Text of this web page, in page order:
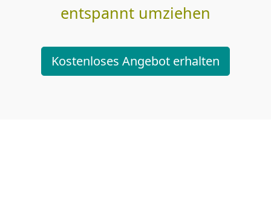
entspannt umziehen
Kostenloses Angebot erhalten